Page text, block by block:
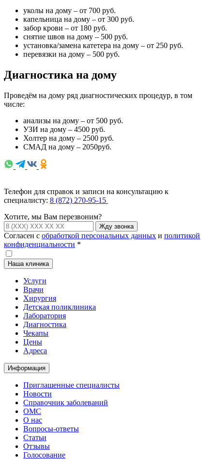
уколы на дому – от 700 руб.
капельница на дому – от 300 руб.
забор крови – от 180 руб.
снятие швов на дому – 500 руб.
установка/замена катетера на дому – от 250 руб.
перевязки на дому – 500 руб.
Диагностика на дому
Проведём на дому ряд диагностических процедур, в том
числе:
анализы на дому – от 500 руб.
УЗИ на дому – 4500 руб.
Холтер на дому – 2500 руб.
СМАД на дому – 2050руб.
Телефон для справок и записи на консультацию к
специалисту: 8 (872) 270-95-15
Хотите, мы Вам перезвоним?
Жду звонка
Согласен с обработкой персональных данных и политикой
конфиденциальности *
Наша клиника
Услуги
Врачи
Хирургия
Детская поликлиника
Лаборатория
Диагностика
Чекапы
Цены
Адреса
Информация
Приглашенные специалисты
Новости
Справочник заболеваний
ОМС
О нас
Вопросы-ответы
Статьи
Отзывы
Голосование